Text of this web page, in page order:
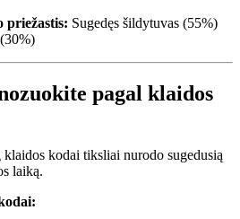
priežastis: Sugedęs šildytuvas (55%)
pagal klaidos
klaidos kodai tiksliai nurodo sugedusią
laiką.